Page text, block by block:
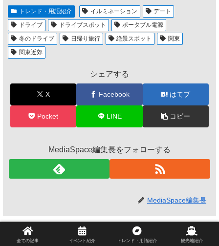
トレンド・用語紹介 イルミネーション
デート
ドライブ
ドライブスポット
ポータブル電源
冬のドライブ
日帰り旅行 絶景スポット
関東
関東近郊
シェアする
X Facebook はてブ
Pocket LINE コピー
MediaSpace編集長をフォローする
MediaSpace編集長
関連記事 - こちらの記
全ての記事 イベント紹介 トレンド・用語紹介 観光地紹介